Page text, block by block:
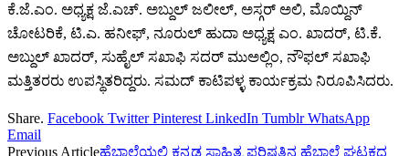
ಕೆ.ಜೆ.ಎಂ. ಅಧ್ಯಕ್ಷ ಜೆ.ಎಚ್. ಅಬ್ದುಲ್ ಜಲೀಲ್, ಅಸ್ಗರ್ ಅಲಿ, ಮೊಯ್ದಿನ್
ಚೋಟರಿಕೆ, ಟಿ.ಎ. ಹನೀಫ್, ನೂರುಲ್ ಹುದಾ ಅಧ್ಯಕ್ಷ ಎಂ. ಖಾದರ್, ಟಿ.ಕೆ.
ಅಬ್ದುಲ್ ಖಾದರ್, ಸುಹೈಲ್ ಸಖಾಫಿ ಸದರ್‌ ಮುಅಲ್ಲಿಂ, ನೌಫಲ್ ಸಖಾಫಿ
ಮತ್ತಿತರರು ಉಪಸ್ಥಿತರಿದ್ದರು. ಸಮದ್‌ ಕಾಟಿಪಳ್ಳ ಕಾರ್ಯಕ್ರಮ ನಿರೂಪಿಸಿದರು.
Share. Facebook Twitter Pinterest LinkedIn Tumblr WhatsApp
Email
Previous Articleಹೆಬ್ಬಾಲೆಯಲ್ಲಿ ಕನ್ನಡ ಸಾಹಿತ್ಯ ಪರಿಷತ್ತಿನ ಹೆಬ್ಬಾಲೆ ಘಟಕದ